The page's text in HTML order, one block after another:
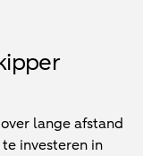
lange afstand
investeren in